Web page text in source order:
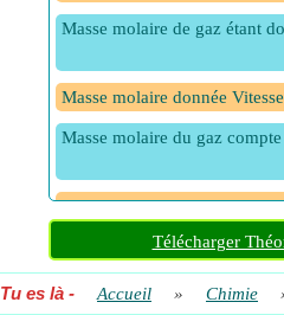
Masse molaire de gaz étant
Masse molaire donnée
Masse molaire du gaz
Masse molaire du gaz
Masse molaire du gaz
plus probables
Télécharger
Tu es là - Accueil » Chimie